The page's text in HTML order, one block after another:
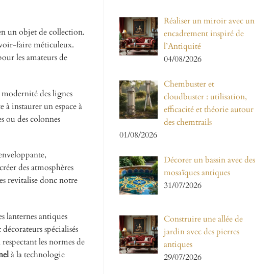
un objet de collection.
faire méticuleux.
les amateurs de
des lignes
instaurer un espace à
ou des colonnes
des atmosphères
revitalise donc notre
lanternes antiques
spécialisés
les normes de
à la technologie
Réaliser un miroir avec un
encadrement inspiré de
l’Antiquité
04/08/2026
Chembuster et
cloudbuster : utilisation,
efficacité et théorie autour
des chemtrails
01/08/2026
Décorer un bassin avec des
mosaïques antiques
31/07/2026
Construire une allée de
jardin avec des pierres
antiques
29/07/2026